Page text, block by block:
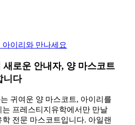
새로운 안내자, 양 마스코트
니다
귀여운 양 마스코트, 아이리를
는 프레스티지유학에서만 만날
전문 마스코트입니다. 아일랜